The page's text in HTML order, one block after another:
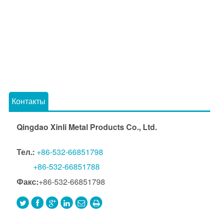
Контакты
Qingdao Xinli Metal Products Co., Ltd.
Тел.: +86-532-66851798
+86-532-66851788
Факс:+86-532-66851798